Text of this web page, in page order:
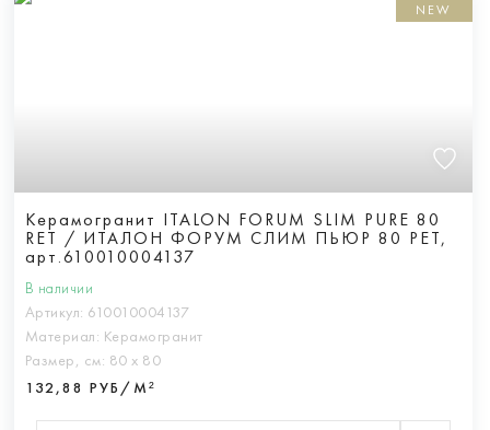
NEW
Керамогранит ITALON FORUM SLIM PURE 80
RET / ИТАЛОН ФОРУМ СЛИМ ПЬЮР 80 РЕТ,
арт.610010004137
В наличии
Артикул: 610010004137
Материал: Керамогранит
Размер, см: 80 х 80
132,88 РУБ/М²